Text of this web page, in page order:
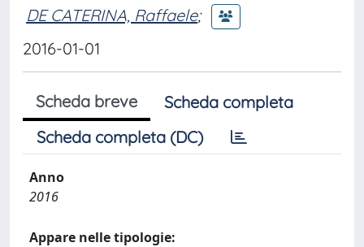
DE CATERINA, Raffaele;
2016-01-01
Scheda breve
Scheda completa
Scheda completa (DC)
Anno
2016
Appare nelle tipologie: